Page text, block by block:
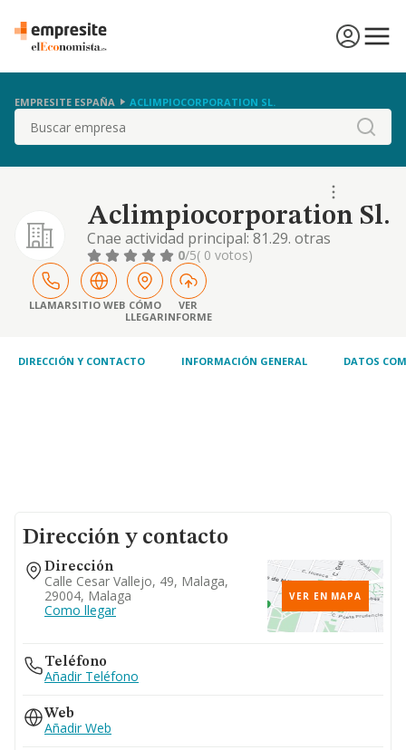
EMPRESITE ESPAÑA ACLIMPIOCORPORATION SL.
Buscar
Aclimpiocorporation Sl.
Cnae actividad principal: 81.29. otras
actividades de limpieza. y a los efectos de su
mejor identificación y concreción, hace
constar que concretamente se refiere a la
venta y almacén de material de productos
para el mantenimiento microbiológico de los
0/5( 0 votos)
LLAMARSITIO WEB CÓMO
LLEGAR
VER
INFORME
DIRECCIÓN Y CONTACTO INFORMACIÓN GENERAL DATOS
Dirección y contacto
Dirección
Calle Cesar Vallejo, 49, Malaga,
29004, Malaga
Como llegar
VER EN MAPA
Teléfono
Añadir Teléfono
Web
Añadir Web